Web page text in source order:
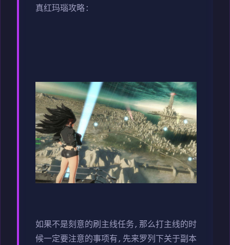
真红玛瑙攻略:
如果不是刻意的刷主线任务,那么打主线的时
候一定要注意的事项有,先来罗列下关于副本